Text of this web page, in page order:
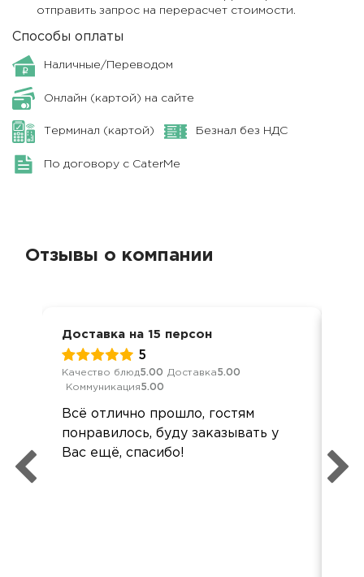
отправить запрос на перерасчет стоимости.
Способы оплаты
Наличные/Переводом
Онлайн (картой) на сайте
Терминал (картой) Безнал без НДС
По договору с CaterMe
Отзывы о компании
Доставка на 15 персон
5
Качество блюд5.00 Доставка5.00
Коммуникация5.00
Всё отлично прошло, гостям
понравилось, буду заказывать у
Вас ещё, спасибо!